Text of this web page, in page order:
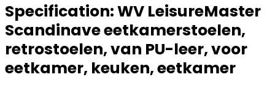
Specification:WV LeisureMaster
Scandinave eetkamerstoelen,
retrostoelen, van PU-leer, voor
eetkamer, keuken, eetkamer